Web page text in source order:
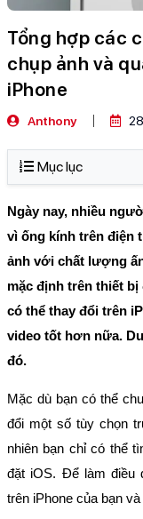
Tổng hợp các
chụp ảnh và
iPhone
Anthony
Mục lục
Ngày nay, nhiều
vì ống kính trên điện
ảnh với chất lượng
mặc định trên thiết bị
có thể thay đổi trên
video tốt hơn nữa.
đó.
Mặc dù bạn có thể
đổi một số tùy chọn
nhiên bạn chỉ có thể
đặt iOS. Để làm điều
trên iPhone của bạn